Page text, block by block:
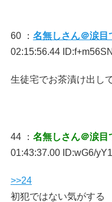
60 ： 名無しさん＠涙目
02:15:56.44
生徒宅でお茶漬け出し
44 ： 名無しさん＠涙目
01:43:37.00 ID:wG6/
>>24
初犯ではない気がする